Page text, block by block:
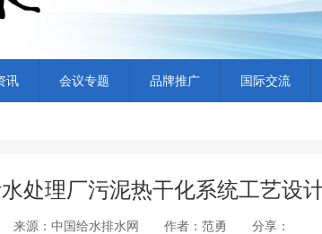
讯 会议专题 品牌推广 国际交流
处理厂污泥热干化系统工艺设
来源：中国给水排水网 作者：范勇 分享：